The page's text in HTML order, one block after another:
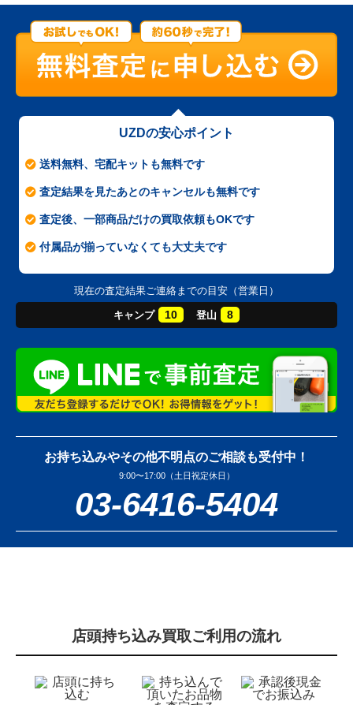
UZDの安心ポイント
送料無料、宅配キットも無料です
査定結果を見たあとのキャンセルも無料です
査定後、一部商品だけの買取依頼もOKです
付属品が揃っていなくても大丈夫です
現在の査定結果ご連絡までの目安（営業日）
キャンプ 10 登山 8
お持ち込みやその他不明点のご相談も受付中！
9:00〜17:00（土日祝定休日）
03-6416-5404
店頭持ち込み買取ご利用の流れ